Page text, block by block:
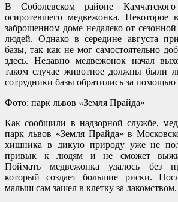
В Соболевском районе
осиротевшего медвежонка.
заброшенном доме недалеко от
людей. Однако в середине августа
базы, так как не мог самостоятельно
здесь. Недавно медвежонок начал
таком случае животное должны были
сотрудники базы обратились за помощью
Фото: парк львов «Земля Прайда»
Как сообщили в надзорной службе,
парк львов «Земля Прайда» в
хищника в дикую природу уже не
привык к людям и не сможет
Поймать медвежонка удалось без
который создает большие риски.
малыш сам зашел в клетку за лакомством.